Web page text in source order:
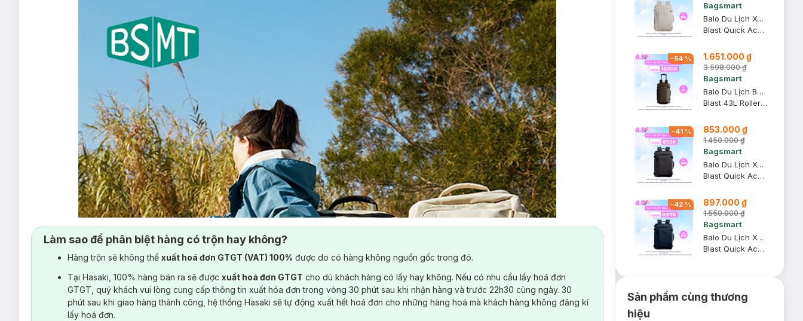
Làm sao để phân biệt hàng có trộn hay không?
Hàng trộn sẽ không thể xuất hoá đơn GTGT (VAT) 100% được do có hàng không nguồn gốc trong đó.
Tại Hasaki, 100% hàng bán ra sẽ được xuất hoá đơn GTGT cho dù khách hàng có lấy hay không. Nếu có nhu cầu lấy hoá đơn
GTGT, quý khách vui lòng cung cấp thông tin xuất hóa đơn trong vòng 30 phút sau khi nhận hàng và trước 22h30 cùng ngày. 30
phút sau khi giao hàng thành công, hệ thống Hasaki sẽ tự động xuất hết hoá đơn cho những hàng hoá mà khách hàng không đăng kí
lấy hoá đơn.
Bagsmart
Balo Du Lịch Xách Tay Bagsmart 28L-38L Blast Extended - Màu Be
Blast Quick Access Carry On Travel Backpack - 28L-38L Extended
-54% 1.651.000 ₫
3.598.000 ₫
Bagsmart
Balo Du Lịch Bagsmart Có Bánh Xe 43L Blast - Màu Nâu Gỗ
Blast 43L Roller Travel Backpack
-41% 853.000 ₫
1.450.000 ₫
Bagsmart
Balo Du Lịch Xách Tay Bagsmart 28L Blast Standard - Màu Đen
Blast Quick Access Carry On Travel Backpack - 28L Standard
-42% 897.000 ₫
1.550.000 ₫
Bagsmart
Balo Du Lịch Xách Tay Bagsmart 28L-38L Blast Extended - Màu Xanh Navy
Blast Quick Access Carry On Travel Backpack - 28L-38L Extended
Sản phẩm cùng thương
hiệu